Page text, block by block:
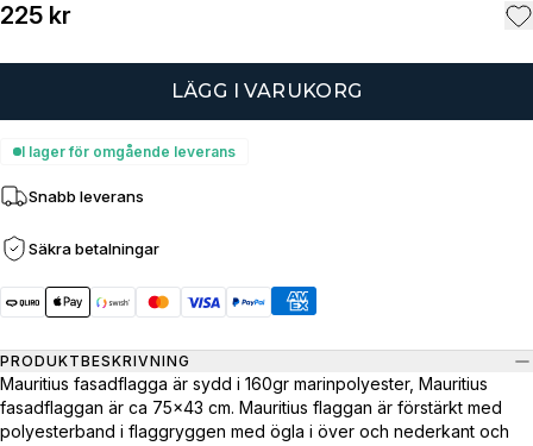
225 kr
LÄGG I VARUKORG
I lager för omgående leverans
Snabb leverans
Säkra betalningar
PRODUKTBESKRIVNING
Mauritius fasadflagga är sydd i 160gr marinpolyester, Mauritius
fasadflaggan är ca 75x43 cm. Mauritius flaggan är förstärkt med
polyesterband i flaggryggen med ögla i över och nederkant och